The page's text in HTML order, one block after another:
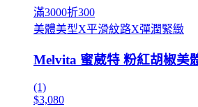
滿3000折300
美體美型X平滑紋路X彈潤緊緻
Melvita 蜜葳特 粉紅胡椒美
(1)
$3,080